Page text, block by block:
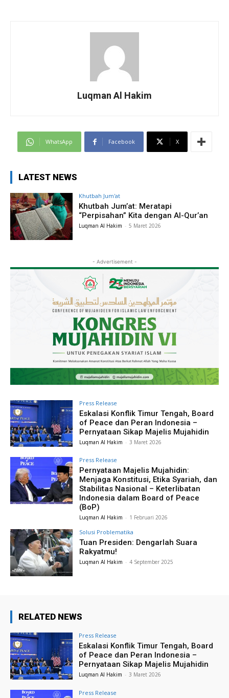
Luqman Al Hakim
WhatsApp Facebook X
LATEST NEWS
Khutbah Jum'at
Khutbah Jum’at: Meratapi
“Perpisahan” Kita dengan Al-Qur’an
Luqman Al Hakim - 5 Maret 2026
- Advertisement -
Press Release
Eskalasi Konflik Timur Tengah, Board
of Peace dan Peran Indonesia –
Pernyataan Sikap Majelis Mujahidin
Luqman Al Hakim - 3 Maret 2026
Press Release
Pernyataan Majelis Mujahidin:
Menjaga Konstitusi, Etika Syariah, dan
Stabilitas Nasional – Keterlibatan
Indonesia dalam Board of Peace
(BoP)
Luqman Al Hakim - 1 Februari 2026
Solusi Problematika
Tuan Presiden: Dengarlah Suara
Rakyatmu!
Luqman Al Hakim - 4 September 2025
RELATED NEWS
Press Release
Eskalasi Konflik Timur Tengah, Board
of Peace dan Peran Indonesia –
Pernyataan Sikap Majelis Mujahidin
Luqman Al Hakim - 3 Maret 2026
Press Release